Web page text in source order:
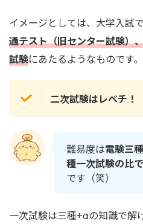
イメージとしては、大学入試
通テスト（旧センター試験）
試験にあたるようなものです。
二次試験はレベチ！
難易度は電験三
種一次試験の比
です（笑）
一次試験は三種+αの知識で解